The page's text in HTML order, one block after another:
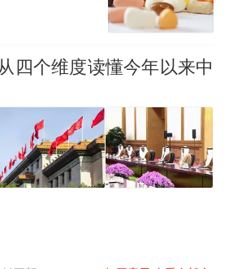
四个维度读懂今年以来中